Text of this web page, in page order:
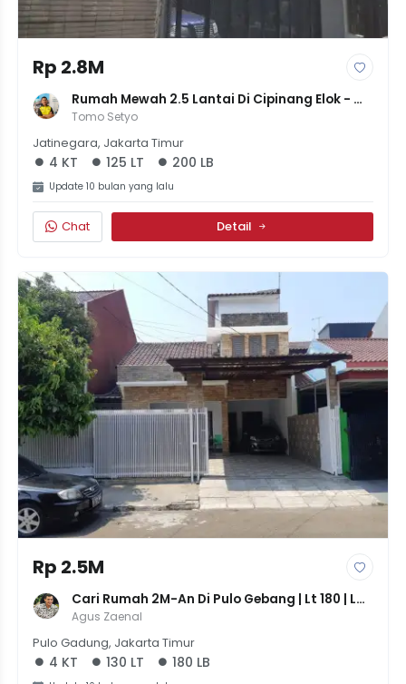
Rp 2.8M
Rumah Mewah 2.5 Lantai Di Cipinang Elok -
Konsep Minimalis Modern + Solar Cell - Rp
Tomo Setyo
Jatinegara, Jakarta Timur
4 KT 125 LT 200 LB
Update 10 bulan yang lalu
Chat Detail
Rp 2.5M
Cari Rumah 2M-An Di Pulo Gebang | Lt 180 | Lb
130 | 4 Kamar
Agus Zaenal
Pulo Gadung, Jakarta Timur
4 KT 130 LT 180 LB